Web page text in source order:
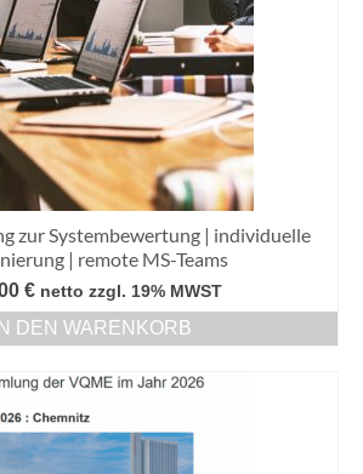
zur Systembewertung | individuelle
| remote MS-Teams
€ netto zzgl. 19% MWST
IN DEN WARENKORB